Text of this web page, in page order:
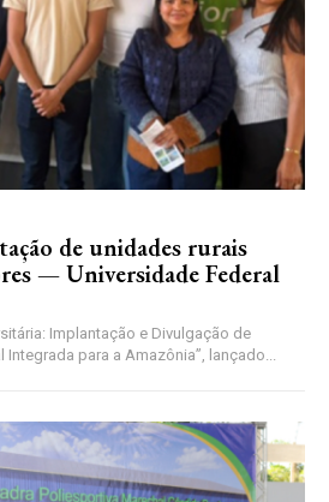
de unidades rurais
— Universidade Federal
Implantação e Divulgação de
Integrada para a Amazônia”, lançado...